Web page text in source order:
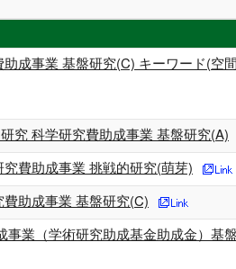
成事業 基盤研究(C) キーワード(空
究 科学研究費助成事業 基盤研究(A)
費助成事業 挑戦的研究(萌芽)
助成事業 基盤研究(C)
業（学術研究助成基金助成金）基